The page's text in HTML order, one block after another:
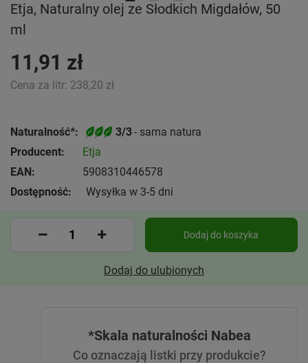
Etja, Naturalny olej ze Słodkich Migdałów, 50
ml
Dostępność: Wysyłka w 3-5 dni
11,91 zł
Cena za litr: 238,20 zł
Dodaj do koszyka
Dodaj do ulubionych
Naturalność*: 3/3- sama natura
Producent:
Etja
EAN:
5908310446578
*Skala naturalności Nabea
Co oznaczają listki przy produkcie?